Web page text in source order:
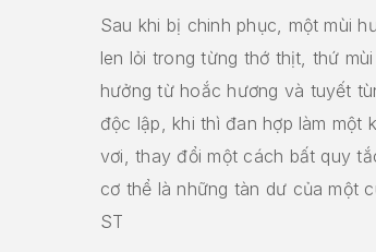
Sau khi bị chinh phục, một mùi
len lỏi trong từng thớ thịt, thứ
hưởng từ hoắc hương và tuyết
độc lập, khi thì đan hợp làm một
vơi, thay đổi một cách bất quy
cơ thể là những tàn dư của một
ST